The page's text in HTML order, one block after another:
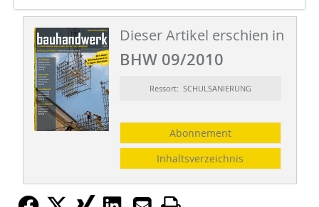
Dieser Artikel erschien in
BHW 09/2010
Ressort: SCHULSANIERUNG
Abonnement
Inhaltsverzeichnis